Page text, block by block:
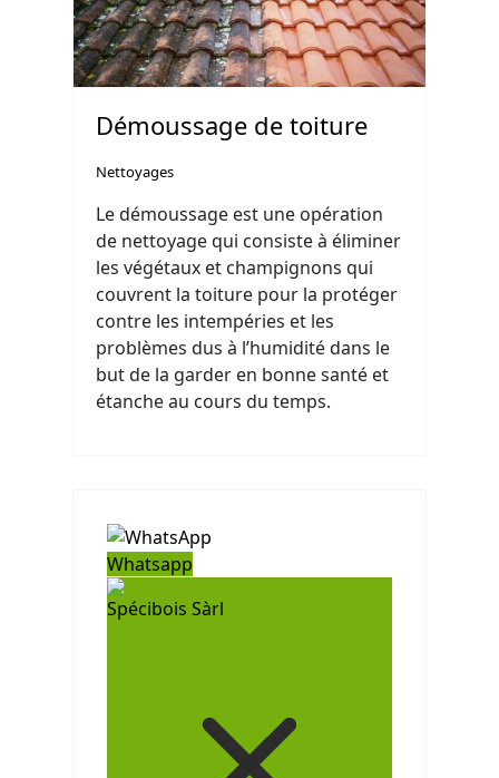
Démoussage de toiture
Nettoyages
Le démoussage est une opération
de nettoyage qui consiste à éliminer
les végétaux et champignons qui
couvrent la toiture pour la protéger
contre les intempéries et les
problèmes dus à l’humidité dans le
but de la garder en bonne santé et
étanche au cours du temps.
Whatsapp
Spécibois Sàrl